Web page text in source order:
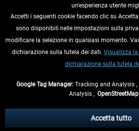
RECEDERE DAL CONTRATTO
INFORMAZIONI
eventualmente le spese di spedizione, se
** Riguarda le spedizioni al di fuori della
un'esperienza utente
Accetti i seguenti cookie facendo clic su
sono disponibili nelle impostazioni sulla
modificare la selezione in qualsiasi momento.
dichiarazione sulla tutela dei dati. Visualizza
dichiarazione sulla tutela
Google Tag Manager: Tracking and Analysis ,
Analysis ,
Accetta tutto